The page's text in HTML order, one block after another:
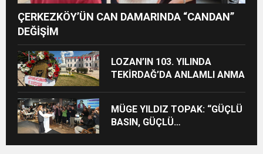
ÇERKEZKÖY’ÜN CAN DAMARINDA “CANDAN”
DEĞİŞİM
LOZAN’IN 103. YILINDA
TEKİRDAĞ’DA ANLAMLI ANMA
MÜGE YILDIZ TOPAK: “GÜÇLÜ
BASIN, GÜÇLÜ
TEMİNATIDIR!”